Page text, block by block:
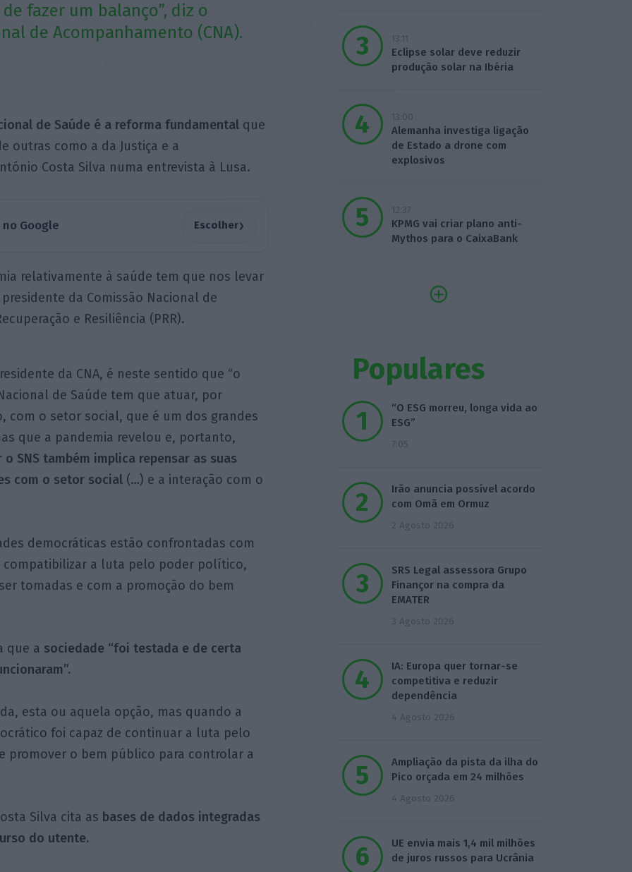
fazer um balanço”, diz o
de Acompanhamento (CNA).
de Saúde é a reforma fundamentalque
outras como a da Justiça e a
Costa Silva numa entrevista à Lusa.
Google Escolher›
relativamente à saúde tem que nos levar
da Comissão Nacional de
e Resiliência (PRR).
da CNA, é neste sentido que “o
de Saúde tem que atuar, por
com o setor social, que é um dos grandes
que a pandemia revelou e, portanto,
o SNS também implica repensar as suas
com o setor social(…) e a interação com o
democráticas estão confrontadas com
compatibilizar a luta pelo poder político,
tomadas e com a promoção do bem
que a sociedade “foi testada e de certa
esta ou aquela opção, mas quando a
foi capaz de continuar a luta pelo
promover o bem público para controlar a
Silva cita as bases de dados integradas
do utente.
13:11
Eclipse solar deve reduzir
produção solar na Ibéria
13:00
Alemanha investiga ligação
de Estado a drone com
explosivos
12:37
KPMG vai criar plano anti-
Mythos para o CaixaBank
Populares
“O ESG morreu, longa vida ao
ESG”
7:05
Irão anuncia possível acordo
com Omã em Ormuz
2 Agosto 2026
SRS Legal assessora Grupo
Finançor na compra da
EMATER
3 Agosto 2026
IA: Europa quer tornar-se
competitiva e reduzir
dependência
4 Agosto 2026
Ampliação da pista da ilha do
Pico orçada em 24 milhões
4 Agosto 2026
UE envia mais 1,4 mil milhões
de juros russos para Ucrânia